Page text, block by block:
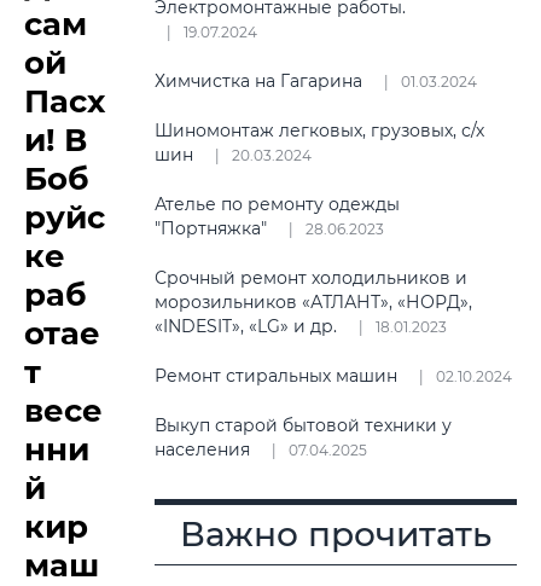
сам
ой
Пасх
и! В
Боб
руйс
ке
раб
отае
т
весе
нни
й
кир
маш
Электромонтажные работы.
19.07.2024
Химчистка на Гагарина 01.03.2024
Шиномонтаж легковых, грузовых, с/х
шин
20.03.2024
Ателье по ремонту одежды
"Портняжка"
28.06.2023
Срочный ремонт холодильников и
морозильников «АТЛАНТ», «НОРД»,
«INDESIT», «LG» и др.
18.01.2023
Ремонт стиральных машин 02.10.2024
Выкуп старой бытовой техники у
населения
07.04.2025
Важно прочитать